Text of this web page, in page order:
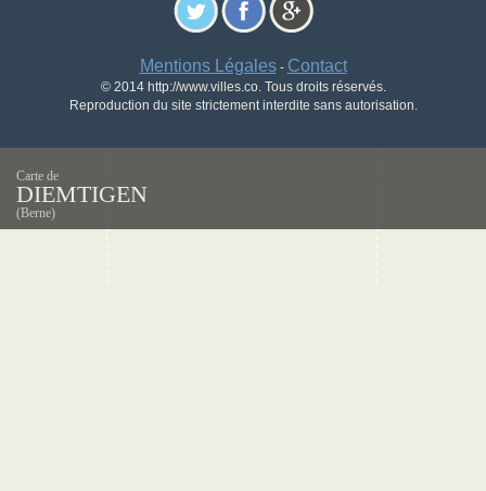
Mentions Légales- Contact
© 2014 http://www.villes.co. Tous droits réservés.
Reproduction du site strictement interdite sans autorisation.
Carte de
DIEMTIGEN
(Berne)